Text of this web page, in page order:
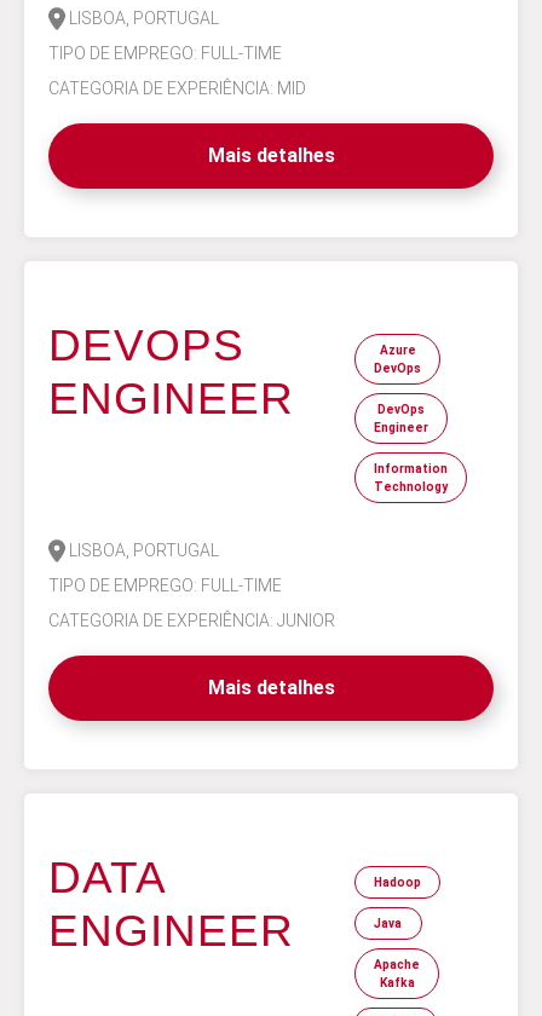
LISBOA, PORTUGAL
TIPO DE EMPREGO: FULL-TIME
CATEGORIA DE EXPERIÊNCIA: MID
Mais detalhes
DEVOPS
ENGINEER
Azure
DevOps
DevOps
Engineer
Information
Technology
LISBOA, PORTUGAL
TIPO DE EMPREGO: FULL-TIME
CATEGORIA DE EXPERIÊNCIA: JUNIOR
Mais detalhes
DATA
ENGINEER
Hadoop
Java
Apache
Kafka